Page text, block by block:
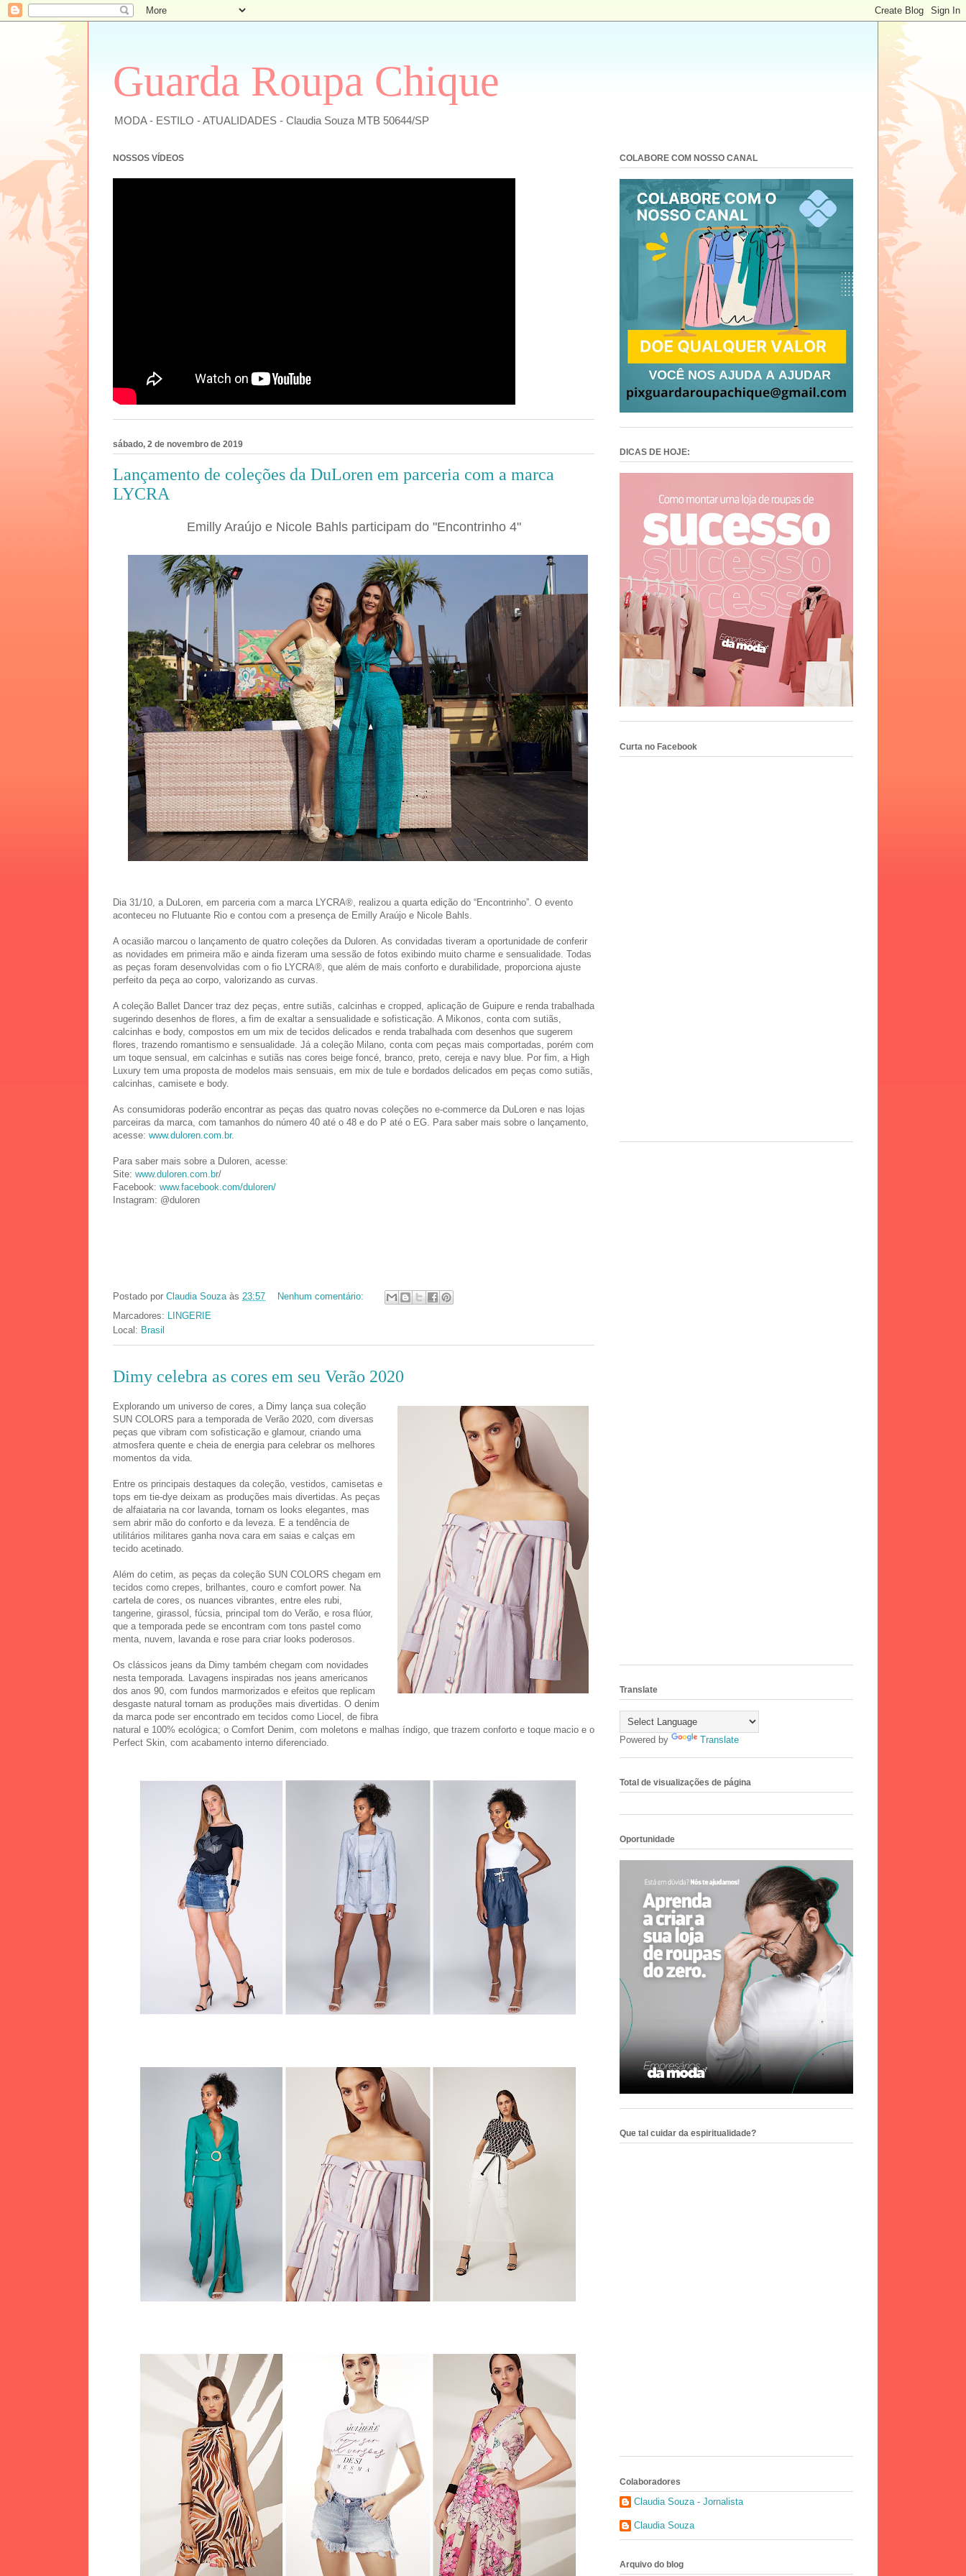
Guarda Roupa Chique
MODA - ESTILO - ATUALIDADES - Claudia Souza MTB 50644/SP
NOSSOS VÍDEOS
sábado, 2 de novembro de 2019
Lançamento de coleções da DuLoren em parceria com a marca
LYCRA
Emilly Araújo e Nicole Bahls participam do "Encontrinho 4"
Dia 31/10, a DuLoren, em parceria com a marca LYCRA®, realizou a quarta edição do “Encontrinho”. O evento
aconteceu no Flutuante Rio e contou com a presença de Emilly Araújo e Nicole Bahls.
A ocasião marcou o lançamento de quatro coleções da Duloren. As convidadas tiveram a oportunidade de conferir
as novidades em primeira mão e ainda fizeram uma sessão de fotos exibindo muito charme e sensualidade. Todas
as peças foram desenvolvidas com o fio LYCRA®, que além de mais conforto e durabilidade, proporciona ajuste
perfeito da peça ao corpo, valorizando as curvas.
A coleção Ballet Dancer traz dez peças, entre sutiãs, calcinhas e cropped, aplicação de Guipure e renda trabalhada
sugerindo desenhos de flores, a fim de exaltar a sensualidade e sofisticação. A Mikonos, conta com sutiãs,
calcinhas e body, compostos em um mix de tecidos delicados e renda trabalhada com desenhos que sugerem
flores, trazendo romantismo e sensualidade. Já a coleção Milano, conta com peças mais comportadas, porém com
um toque sensual, em calcinhas e sutiãs nas cores beige foncé, branco, preto, cereja e navy blue. Por fim, a High
Luxury tem uma proposta de modelos mais sensuais, em mix de tule e bordados delicados em peças como sutiãs,
calcinhas, camisete e body.
As consumidoras poderão encontrar as peças das quatro novas coleções no e-commerce da DuLoren e nas lojas
parceiras da marca, com tamanhos do número 40 até o 48 e do P até o EG. Para saber mais sobre o lançamento,
acesse: www.duloren.com.br.
Para saber mais sobre a Duloren, acesse:
Site: www.duloren.com.br/
Facebook: www.facebook.com/duloren/
Instagram: @duloren
Postado por Claudia Souza às 23:57
Nenhum comentário:
Marcadores:
LINGERIE
Local: Brasil
Dimy celebra as cores em seu Verão 2020
Explorando um universo de cores, a Dimy lança sua coleção
SUN COLORS para a temporada de Verão 2020, com diversas
peças que vibram com sofisticação e glamour, criando uma
atmosfera quente e cheia de energia para celebrar os melhores
momentos da vida.
Entre os principais destaques da coleção, vestidos, camisetas e
tops em tie-dye deixam as produções mais divertidas. As peças
de alfaiataria na cor lavanda, tornam os looks elegantes, mas
sem abrir mão do conforto e da leveza. E a tendência de
utilitários militares ganha nova cara em saias e calças em
tecido acetinado.
Além do cetim, as peças da coleção SUN COLORS chegam em
tecidos como crepes, brilhantes, couro e comfort power. Na
cartela de cores, os nuances vibrantes, entre eles rubi,
tangerine, girassol, fúcsia, principal tom do Verão, e rosa flúor,
que a temporada pede se encontram com tons pastel como
menta, nuvem, lavanda e rose para criar looks poderosos.
Os clássicos jeans da Dimy também chegam com novidades
nesta temporada. Lavagens inspiradas nos jeans americanos
dos anos 90, com fundos marmorizados e efeitos que replicam
desgaste natural tornam as produções mais divertidas. O denim
da marca pode ser encontrado em tecidos como Liocel, de fibra
natural e 100% ecológica; o Comfort Denim, com moletons e malhas índigo, que trazem conforto e toque macio e o
Perfect Skin, com acabamento interno diferenciado.
COLABORE COM NOSSO CANAL
DICAS DE HOJE:
Curta no Facebook
Translate
Powered by Translate
Total de visualizações de página
Oportunidade
Que tal cuidar da espiritualidade?
Colaboradores
Claudia Souza - Jornalista
Claudia Souza
Arquivo do blog